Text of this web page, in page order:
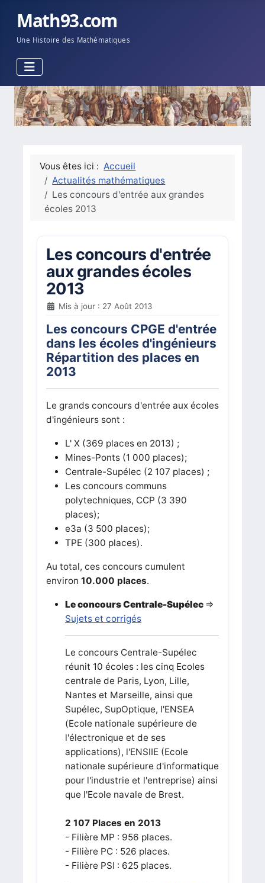
Math93.com
Une Histoire des Mathématiques
Vous êtes ici : Accueil
Actualités mathématiques
Les concours d'entrée aux grandes
écoles 2013
Les concours d'entrée
aux grandes écoles
2013
Mis à jour : 27 Août 2013
Les concours CPGE d'entrée
dans les écoles d'ingénieurs
Répartition des places en
2013
Le grands concours d'entrée aux écoles
d'ingénieurs sont :
L' X (369 places en 2013) ;
Mines-Ponts (1 000 places);
Centrale-Supélec (2 107 places) ;
Les concours communs
polytechniques, CCP (3 390
places);
e3a (3 500 places);
TPE (300 places).
Au total, ces concours cumulent
environ 10.000 places.
Le concours Centrale-Supélec =>
Sujets et corrigés
Le concours Centrale-Supélec
réunit 10 écoles : les cinq Ecoles
centrale de Paris, Lyon, Lille,
Nantes et Marseille, ainsi que
Supélec, SupOptique, l'ENSEA
(Ecole nationale supérieure de
l'électronique et de ses
applications), l'ENSIIE (Ecole
nationale supérieure d'informatique
pour l'industrie et l'entreprise) ainsi
que l'Ecole navale de Brest.
2 107 Places en 2013
- Filière MP : 956 places.
- Filière PC : 526 places.
- Filière PSI : 625 places.